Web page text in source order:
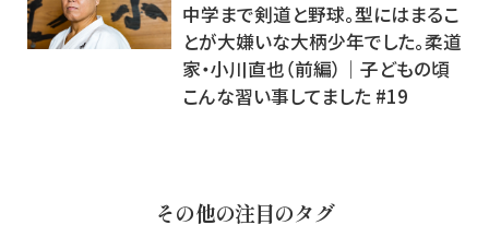
中学まで剣道と野球。型にはまるこ
とが大嫌いな大柄少年でした。柔道
家・小川直也（前編）│子どもの頃
こんな習い事してました #19
その他の注目のタグ